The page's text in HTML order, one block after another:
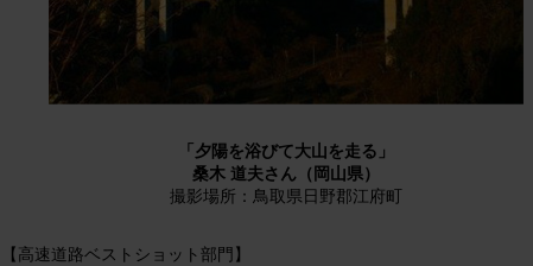
「夕陽を浴びて大山を走る」
桑木 道夫さん（岡山県）
撮影場所：鳥取県日野郡江府町
【高速道路ベストショット部門】